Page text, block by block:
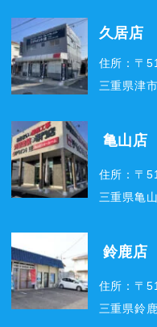
久居店
住所：〒
三重県津
亀山店
住所：〒
三重県亀
鈴鹿店
住所：〒
三重県鈴